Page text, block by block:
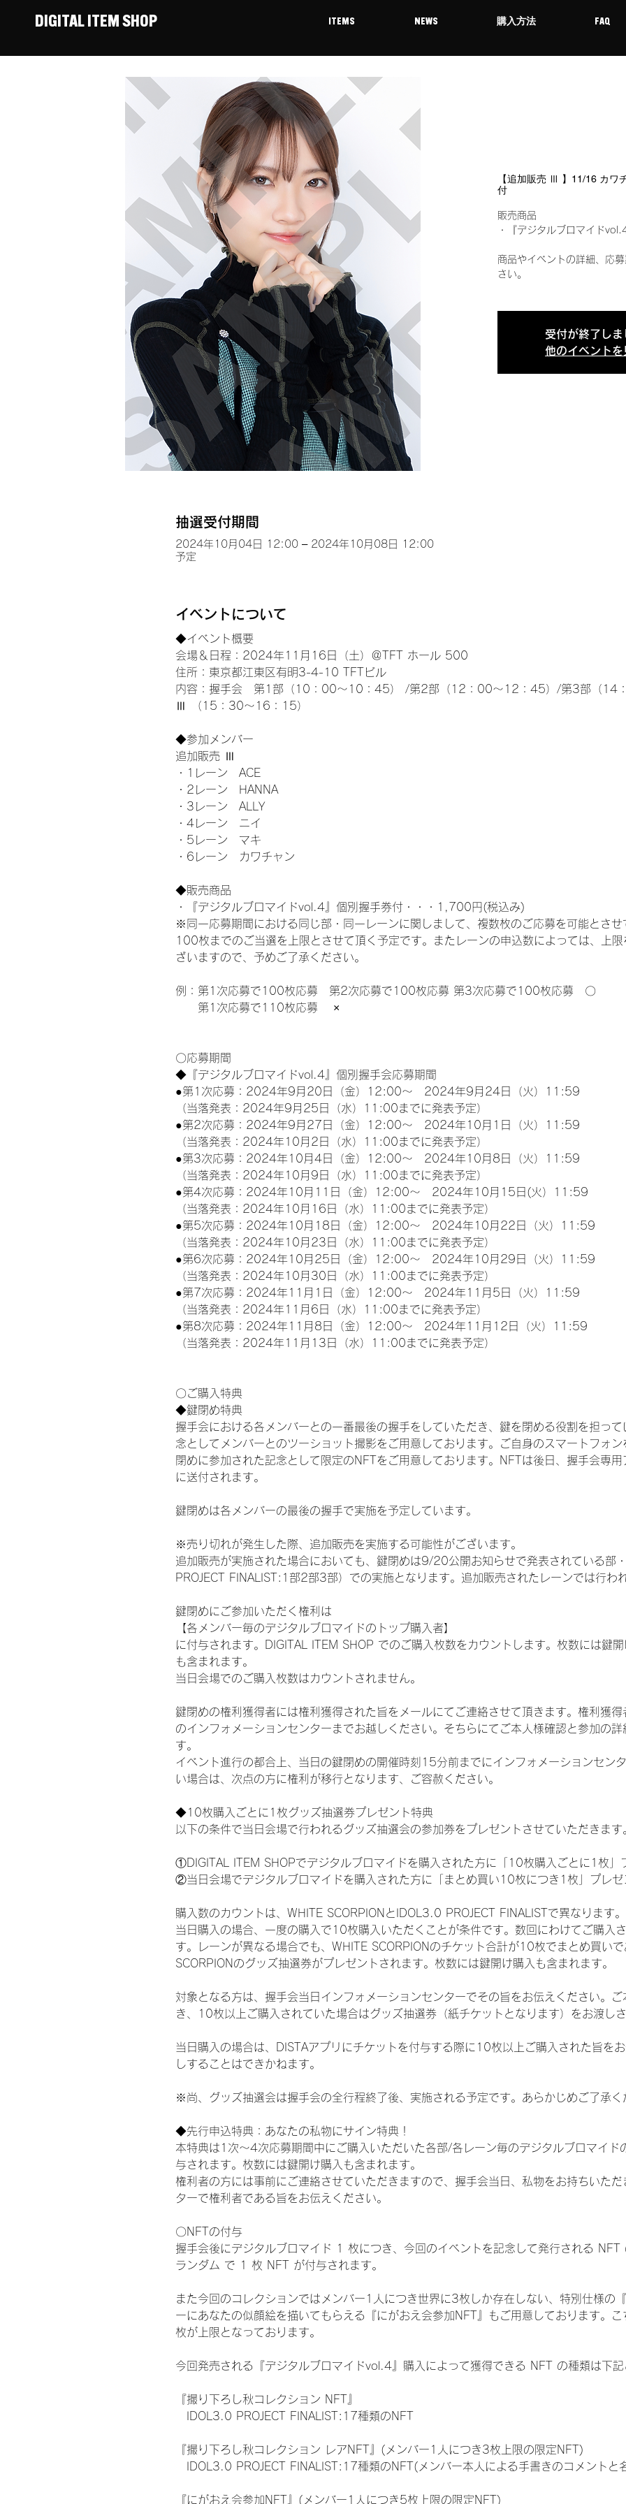
DIGITAL ITEM SHOP ITEMS NEWS 購入方法 FAQ
【追加販売 Ⅲ 】11/16 カワ
付
販売商品
・『デジタルブロマイド
商品やイベントの詳細、応
さい。
受付が終了しま
他のイベントを
抽選受付期間
2024年10月04日 12:00 – 2024年10月08日 12:00
予定
イベントについて
◆イベント概要
会場＆日程：2024年11月16日（土）＠TFT ホール 500
住所：東京都江東区有明3-4-10 TFTビル
内容：握手会　第1部（10：00～10：45） /第2部（12：00～12：45）/第3部（14
Ⅲ （15：30～16：15）
◆参加メンバー
追加販売 Ⅲ
・1レーン　ACE
・2レーン　HANNA
・3レーン　ALLY
・4レーン　ニイ
・5レーン　マキ
・6レーン　カワチャン
◆販売商品
・『デジタルブロマイドvol.4』個別握手券付・・・1,700円(税込み)
※同一応募期間における同じ部・同一レーンに関しまして、複数枚のご応募を可能とさ
100枚までのご当選を上限とさせて頂く予定です。またレーンの申込数によっては、上
ざいますので、予めご了承ください。
例：第1次応募で100枚応募　第2次応募で100枚応募 第3次応募で100枚応募　〇
第1次応募で110枚応募　 ×
〇応募期間
◆『デジタルブロマイドvol.4』個別握手会応募期間
●第1次応募：2024年9月20日（金）12:00～　2024年9月24日（火）11:59
（当落発表：2024年9月25日（水）11:00までに発表予定）
●第2次応募：2024年9月27日（金）12:00～　2024年10月1日（火）11:59
（当落発表：2024年10月2日（水）11:00までに発表予定）
●第3次応募：2024年10月4日（金）12:00～　2024年10月8日（火）11:59
（当落発表：2024年10月9日（水）11:00までに発表予定）
●第4次応募：2024年10月11日（金）12:00～　2024年10月15日(火）11:59
（当落発表：2024年10月16日（水）11:00までに発表予定）
●第5次応募：2024年10月18日（金）12:00～　2024年10月22日（火）11:59
（当落発表：2024年10月23日（水）11:00までに発表予定）
●第6次応募：2024年10月25日（金）12:00～　2024年10月29日（火）11:59
（当落発表：2024年10月30日（水）11:00までに発表予定）
●第7次応募：2024年11月1日（金）12:00～　2024年11月5日（火）11:59
（当落発表：2024年11月6日（水）11:00までに発表予定）
●第8次応募：2024年11月8日（金）12:00～　2024年11月12日（火）11:59
（当落発表：2024年11月13日（水）11:00までに発表予定）
〇ご購入特典
◆鍵閉め特典
握手会における各メンバーとの一番最後の握手をしていただき、鍵を閉める役割を担っ
念としてメンバーとのツーショット撮影をご用意しております。ご自身のスマートフォ
閉めに参加された記念として限定のNFTをご用意しております。NFTは後日、握手会専用
に送付されます。
鍵閉めは各メンバーの最後の握手で実施を予定しています。
※売り切れが発生した際、追加販売を実施する可能性がございます。
追加販売が実施された場合においても、鍵閉めは9/20公開お知らせで発表されている部
PROJECT FINALIST:1部2部3部）での実施となります。追加販売されたレーンでは行われ
鍵閉めにご参加いただく権利は
【各メンバー毎のデジタルブロマイドのトップ購入者】
に付与されます。DIGITAL ITEM SHOP でのご購入枚数をカウントします。枚数には鍵
も含まれます。
当日会場でのご購入枚数はカウントされません。
鍵閉めの権利獲得者には権利獲得された旨をメールにてご連絡させて頂きます。権利獲
のインフォメーションセンターまでお越しください。そちらにてご本人様確認と参加の
す。
イベント進行の都合上、当日の鍵閉めの開催時刻15分前までにインフォメーションセン
い場合は、次点の方に権利が移行となります、ご容赦ください。
◆10枚購入ごとに1枚グッズ抽選券プレゼント特典
以下の条件で当日会場で行われるグッズ抽選会の参加券をプレゼントさせていただきます
①DIGITAL ITEM SHOPでデジタルブロマイドを購入された方に「10枚購入ごとに1枚」
②当日会場でデジタルブロマイドを購入された方に「まとめ買い10枚につき1枚」プレゼ
購入数のカウントは、WHITE SCORPIONとIDOL3.0 PROJECT FINALISTで異なります。
当日購入の場合、一度の購入で10枚購入いただくことが条件です。数回にわけてご購入
す。レーンが異なる場合でも、WHITE SCORPIONのチケット合計が10枚でまとめ買い
SCORPIONのグッズ抽選券がプレゼントされます。枚数には鍵開け購入も含まれます。
対象となる方は、握手会当日インフォメーションセンターでその旨をお伝えください。
き、10枚以上ご購入されていた場合はグッズ抽選券（紙チケットとなります）をお渡しさ
当日購入の場合は、DISTAアプリにチケットを付与する際に10枚以上ご購入された旨を
しすることはできかねます。
※尚、グッズ抽選会は握手会の全行程終了後、実施される予定です。あらかじめご了承く
◆先行申込特典：あなたの私物にサイン特典！
本特典は1次〜4次応募期間中にご購入いただいた各部/各レーン毎のデジタルブロマイド
与されます。枚数には鍵開け購入も含まれます。
権利者の方には事前にご連絡させていただきますので、握手会当日、私物をお持ちいた
ターで権利者である旨をお伝えください。
〇NFTの付与
握手会後にデジタルブロマイド 1 枚につき、今回のイベントを記念して発行される NFT
ランダム で 1 枚 NFT が付与されます。
また今回のコレクションではメンバー1人につき世界に3枚しか存在しない、特別仕様の
ーにあなたの似顔絵を描いてもらえる『にがおえ会参加NFT』もご用意しております。
枚が上限となっております。
今回発売される『デジタルブロマイドvol.4』購入によって獲得できる NFT の種類は下記
『撮り下ろし秋コレクション NFT』
IDOL3.0 PROJECT FINALIST:17種類のNFT
『撮り下ろし秋コレクション レアNFT』(メンバー1人につき3枚上限の限定NFT)
IDOL3.0 PROJECT FINALIST:17種類のNFT(メンバー本人による手書きのコメントと
『にがおえ会参加NFT』(メンバー1人につき5枚上限の限定NFT)